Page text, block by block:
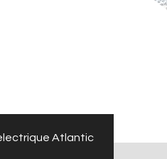
Atlantic